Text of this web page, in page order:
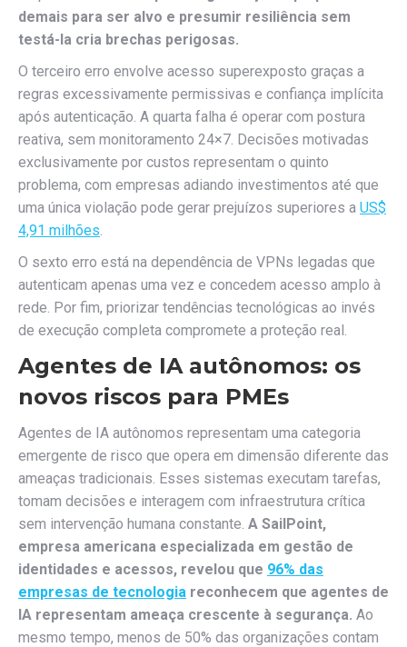
demais para ser alvo e presumir resiliência sem
testá-la cria brechas perigosas.
O terceiro erro envolve acesso superexposto graças a
regras excessivamente permissivas e confiança implícita
após autenticação. A quarta falha é operar com postura
reativa, sem monitoramento 24×7. Decisões motivadas
exclusivamente por custos representam o quinto
problema, com empresas adiando investimentos até que
uma única violação pode gerar prejuízos superiores a US$
4,91 milhões.
O sexto erro está na dependência de VPNs legadas que
autenticam apenas uma vez e concedem acesso amplo à
rede. Por fim, priorizar tendências tecnológicas ao invés
de execução completa compromete a proteção real.
Agentes de IA autônomos: os
novos riscos para PMEs
Agentes de IA autônomos representam uma categoria
emergente de risco que opera em dimensão diferente das
ameaças tradicionais. Esses sistemas executam tarefas,
tomam decisões e interagem com infraestrutura crítica
sem intervenção humana constante. A SailPoint,
empresa americana especializada em gestão de
identidades e acessos, revelou que 96% das
empresas de tecnologia reconhecem que agentes de
IA representam ameaça crescente à segurança. Ao
mesmo tempo, menos de 50% das organizações contam